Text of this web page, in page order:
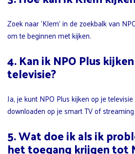
Zoek naar ‘Klem’ in de zoekbalk van
om te beginnen met kijken.
4. Kan ik NPO Plus
televisie?
Ja, je kunt NPO Plus kijken op je
downloaden op je smart TV of
5. Wat doe ik als ik
het toegang krijgen tot